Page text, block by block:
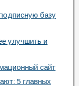
базу
улучшить и
сайт
5 главных